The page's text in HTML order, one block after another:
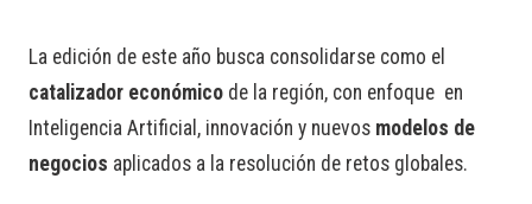
La edición de este año busca consolidarse como el
catalizador económico de la región, con enfoque en
Inteligencia Artificial, innovación y nuevos modelos de
negocios aplicados a la resolución de retos globales.